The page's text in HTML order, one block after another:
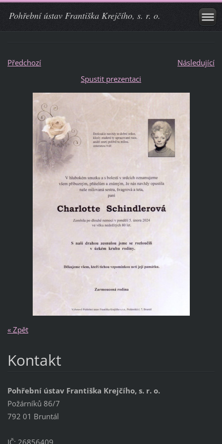
Pohřební ústav Františka Krejčího, s. r. o.
Předchozí
Následující
Spustit prezentaci
« Zpět
Kontakt
Pohřební ústav Františka Krejčího, s. r. o.
Požárníků 86/7
792 01 Bruntál
IČ: 26856409